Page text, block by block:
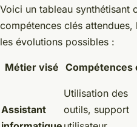
Voici un tableau synthétisant
compétences clés attendues,
les évolutions possibles :
Métier visé Compétences
Assistant
Utilisation des
outils, support